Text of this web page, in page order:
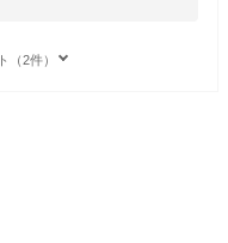
（2件）